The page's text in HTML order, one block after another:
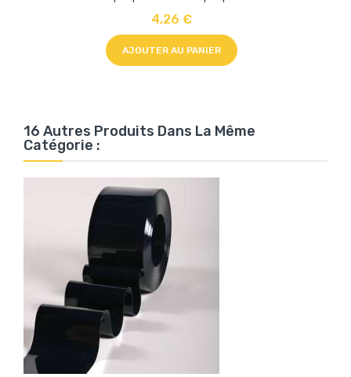
4,26 €
AJOUTER AU PANIER
16 Autres Produits Dans La Même
Catégorie :